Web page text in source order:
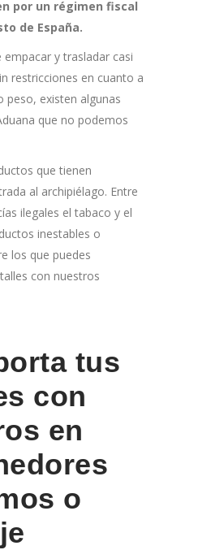
por un régimen fiscal
de España.
empacar y trasladar casi
restricciones en cuanto a
peso, existen algunas
que no podemos
que tienen
al archipiélago. Entre
ilegales el tabaco y el
inestables o
los que puedes
con nuestros
tus
con
en
o